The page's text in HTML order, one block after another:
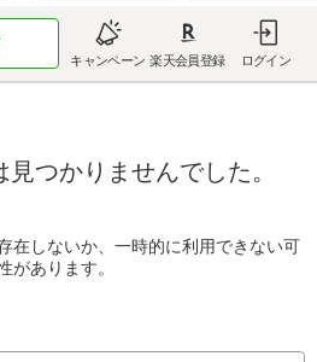
キャンペーン 楽天会員登録 ログイン
つかりませんでした。
在しないか、一時的に利用できない可
があります。